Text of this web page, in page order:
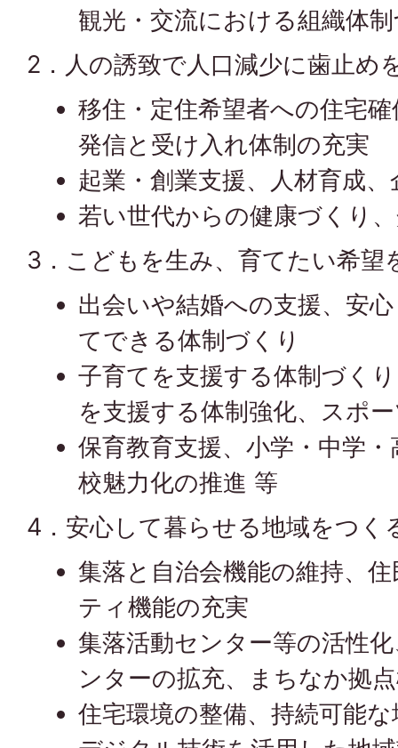
観光・交流における組織体
2．人の誘致で人口減少に歯止め
移住・定住希望者への住宅
発信と受け入れ体制の充実
起業・創業支援、人材育成
若い世代からの健康づくり
3．こどもを生み、育てたい希望
出会いや結婚への支援、安
てできる体制づくり
子育てを支援する体制づく
を支援する体制強化、スポ
保育教育支援、小学・中学
校魅力化の推進 等
4．安心して暮らせる地域をつく
集落と自治会機能の維持、
ティ機能の充実
集落活動センター等の活性
ンターの拡充、まちなか拠
住宅環境の整備、持続可能